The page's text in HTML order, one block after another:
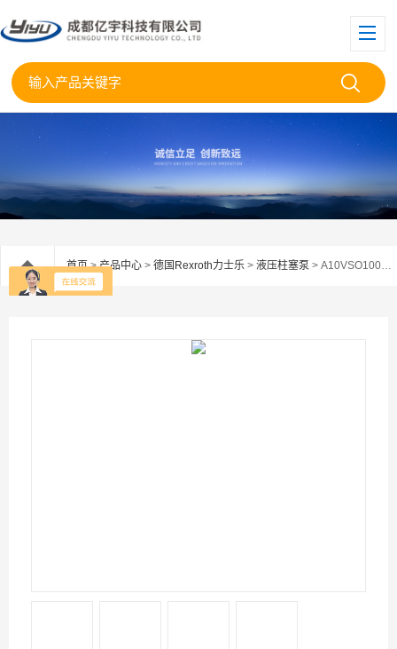
首页>产品中心 > 德国Rexroth力士乐 > 液压柱塞泵 > A10VSO100DRS/32R-VPB12N00力士乐柱塞泵100DRS/32R原装现货供应